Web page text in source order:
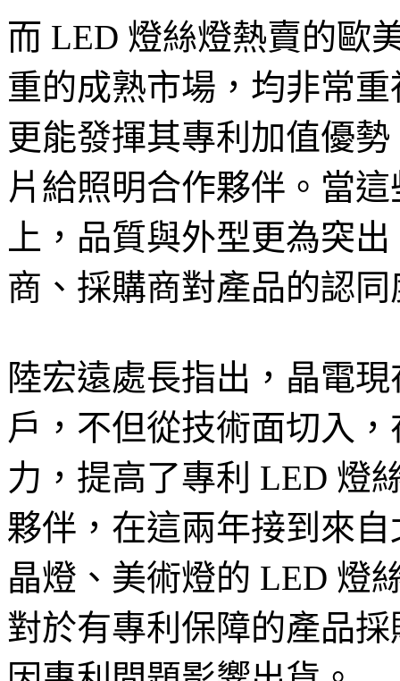
而 LED 燈絲燈熱賣的歐
重的成熟市場，均非常
更能發揮其專利加值優
片給照明合作夥伴。當
上，品質與外型更為突
商、採購商對產品的認同
陸宏遠處長指出，晶電
戶，不但從技術面切入
力，提高了專利 LED 燈
夥伴，在這兩年接到來
晶燈、美術燈的 LED 燈
對於有專利保障的產品